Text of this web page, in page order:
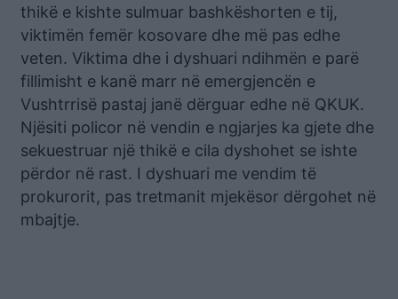
thikë e kishte sulmuar bashkëshorten e tij,
viktimën femër kosovare dhe më pas edhe
veten. Viktima dhe i dyshuari ndihmën e parë
fillimisht e kanë marr në emergjencën e
Vushtrrisë pastaj janë dërguar edhe në QKUK.
Njësiti policor në vendin e ngjarjes ka gjete dhe
sekuestruar një thikë e cila dyshohet se ishte
përdor në rast. I dyshuari me vendim të
prokurorit, pas tretmanit mjekësor dërgohet në
mbajtje.